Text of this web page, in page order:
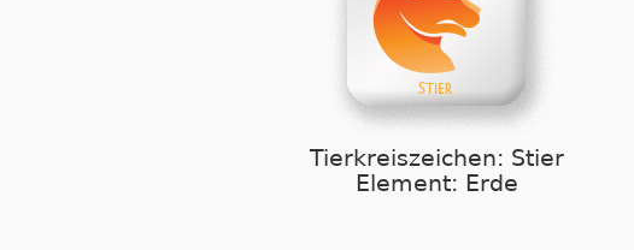
Tierkreiszeichen: Stier
Element: Erde